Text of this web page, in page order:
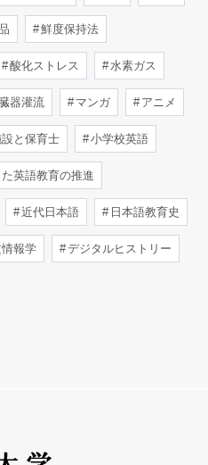
鮮度保持法
酸化ストレス 水素ガス
器灌流 マンガ アニメ
と保育士 小学校英語
英語教育の推進
近代日本語 日本語教育史
報学 デジタルヒストリー